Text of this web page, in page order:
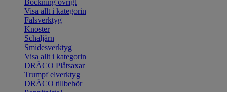
Bockning övrigt
Visa allt i kategorin
Falsverktyg
Knoster
Schaljärn
Smidesverktyg
Visa allt i kategorin
DRÄCO Plåtsaxar
Trumpf elverktyg
DRÄCO tillbehör